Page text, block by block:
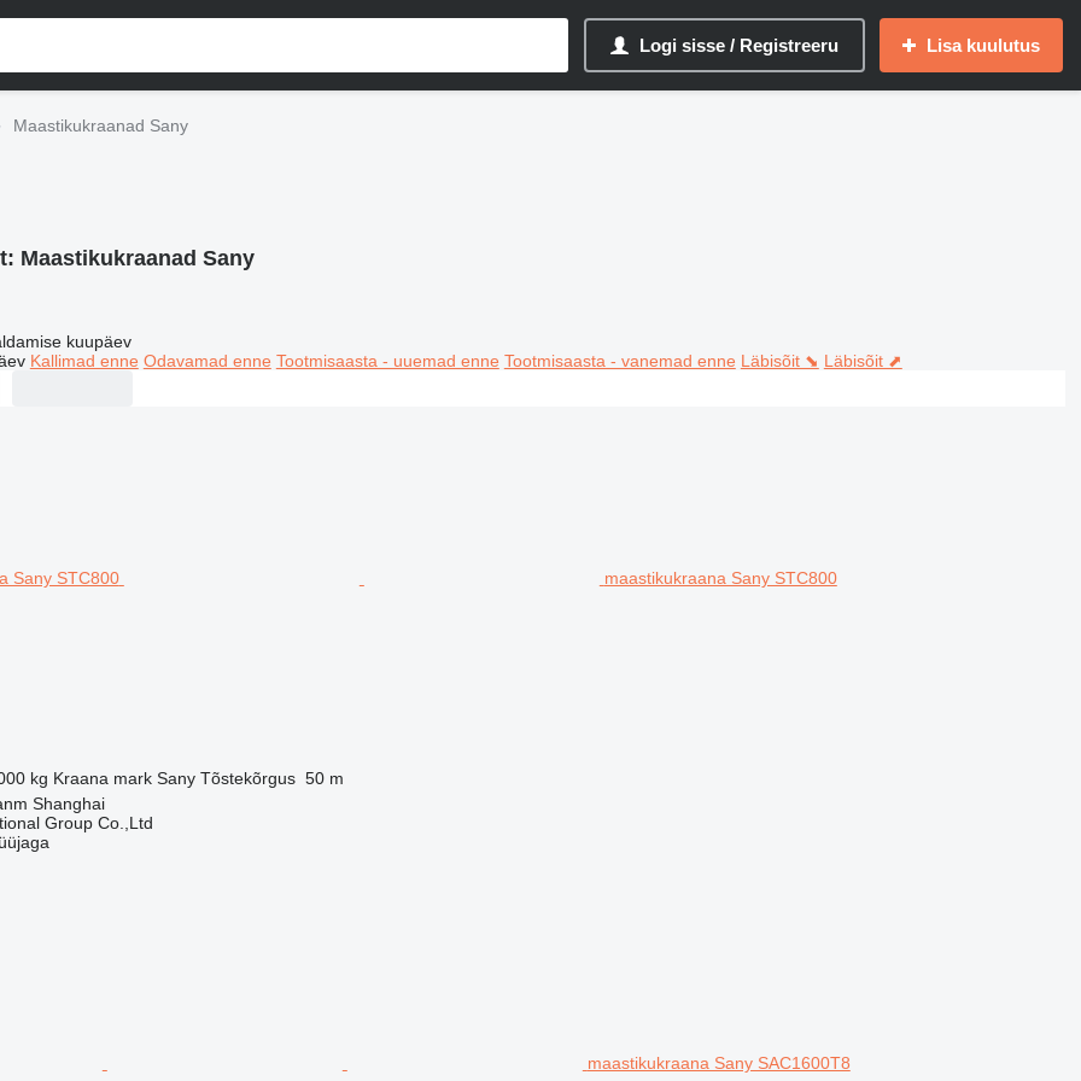
Logi sisse / Registreeru Lisa kuulutus
Maastikukraanad Sany
Maastikukraanad Sany
kuupäev
Kallimad enne Odavamad enne Tootmisaasta - uuemad enne Tootmisaasta - vanemad enne Läbisõit ⬊ Läbisõit ⬈
maastikukraana Sany STC800
kg Kraana mark Sany Tõstekõrgus 50 m
Shanghai
Group Co.,Ltd
maastikukraana Sany SAC1600T8